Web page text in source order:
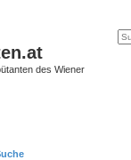
des Wiener